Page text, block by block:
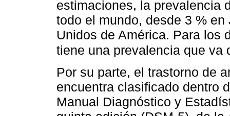
estimaciones, la prevalencia
todo el mundo, desde 3 %
Unidos de América. Para los
tiene una prevalencia que va
Por su parte, el trastorno de
encuentra clasificado dentro
Manual Diagnóstico y